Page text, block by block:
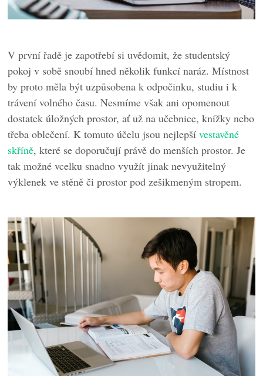
V první řadě je zapotřebí si uvědomit, že studentský
pokoj v sobě snoubí hned několik funkcí naráz. Místnost
by proto měla být uzpůsobena k odpočinku, studiu i k
trávení volného času. Nesmíme však ani opomenout
dostatek úložných prostor, ať už na učebnice, knížky nebo
třeba oblečení. K tomuto účelu jsou nejlepšívestavěné
skříně, které se doporučují právě do menších prostor. Je
tak možné vcelku snadno využít jinak nevyužitelný
výklenek ve stěně či prostor pod zešikmeným stropem.